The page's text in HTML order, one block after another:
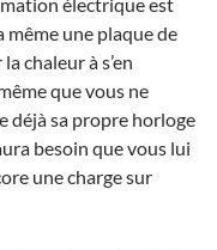
même une plaque de
chaleur à s’en
que vous ne
déjà sa propre horloge
besoin que vous lui
une charge sur